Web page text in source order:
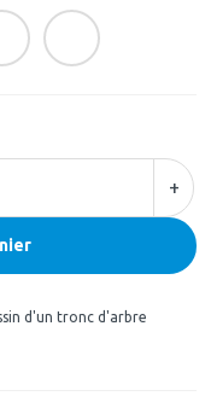
+
d'un tronc d'arbre